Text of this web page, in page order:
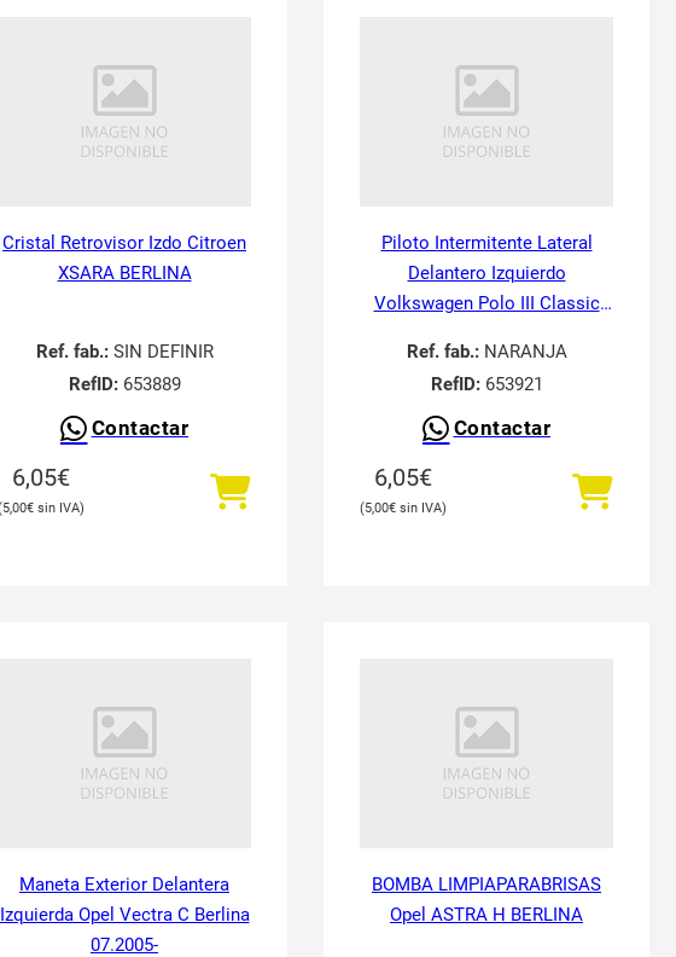
Cristal Retrovisor Izdo Citroen
XSARA BERLINA
Ref. fab.:SIN DEFINIR
RefID:653889
Contactar
6,05€
5,00€
Piloto Intermitente Lateral
Delantero Izquierdo
Volkswagen Polo III Classic
Ref. fab.:NARANJA
RefID:653921
Contactar
6,05€
5,00€
Maneta Exterior Delantera
Izquierda Opel Vectra C Berlina
07.2005-
BOMBA LIMPIAPARABRISAS
Opel ASTRA H BERLINA